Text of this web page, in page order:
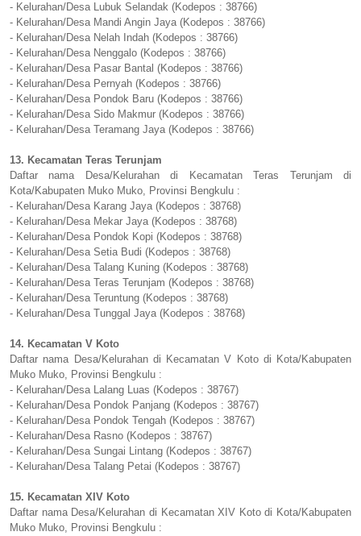
- Kelurahan/Desa Lubuk Selandak (Kodepos : 38766)
- Kelurahan/Desa Mandi Angin Jaya (Kodepos : 38766)
- Kelurahan/Desa Nelah Indah (Kodepos : 38766)
- Kelurahan/Desa Nenggalo (Kodepos : 38766)
- Kelurahan/Desa Pasar Bantal (Kodepos : 38766)
- Kelurahan/Desa Pernyah (Kodepos : 38766)
- Kelurahan/Desa Pondok Baru (Kodepos : 38766)
- Kelurahan/Desa Sido Makmur (Kodepos : 38766)
- Kelurahan/Desa Teramang Jaya (Kodepos : 38766)
13. Kecamatan Teras Terunjam
Daftar nama Desa/Kelurahan di Kecamatan Teras Terunjam di
Kota/Kabupaten Muko Muko, Provinsi Bengkulu :
- Kelurahan/Desa Karang Jaya (Kodepos : 38768)
- Kelurahan/Desa Mekar Jaya (Kodepos : 38768)
- Kelurahan/Desa Pondok Kopi (Kodepos : 38768)
- Kelurahan/Desa Setia Budi (Kodepos : 38768)
- Kelurahan/Desa Talang Kuning (Kodepos : 38768)
- Kelurahan/Desa Teras Terunjam (Kodepos : 38768)
- Kelurahan/Desa Teruntung (Kodepos : 38768)
- Kelurahan/Desa Tunggal Jaya (Kodepos : 38768)
14. Kecamatan V Koto
Daftar nama Desa/Kelurahan di Kecamatan V Koto di Kota/Kabupaten
Muko Muko, Provinsi Bengkulu :
- Kelurahan/Desa Lalang Luas (Kodepos : 38767)
- Kelurahan/Desa Pondok Panjang (Kodepos : 38767)
- Kelurahan/Desa Pondok Tengah (Kodepos : 38767)
- Kelurahan/Desa Rasno (Kodepos : 38767)
- Kelurahan/Desa Sungai Lintang (Kodepos : 38767)
- Kelurahan/Desa Talang Petai (Kodepos : 38767)
15. Kecamatan XIV Koto
Daftar nama Desa/Kelurahan di Kecamatan XIV Koto di Kota/Kabupaten
Muko Muko, Provinsi Bengkulu :